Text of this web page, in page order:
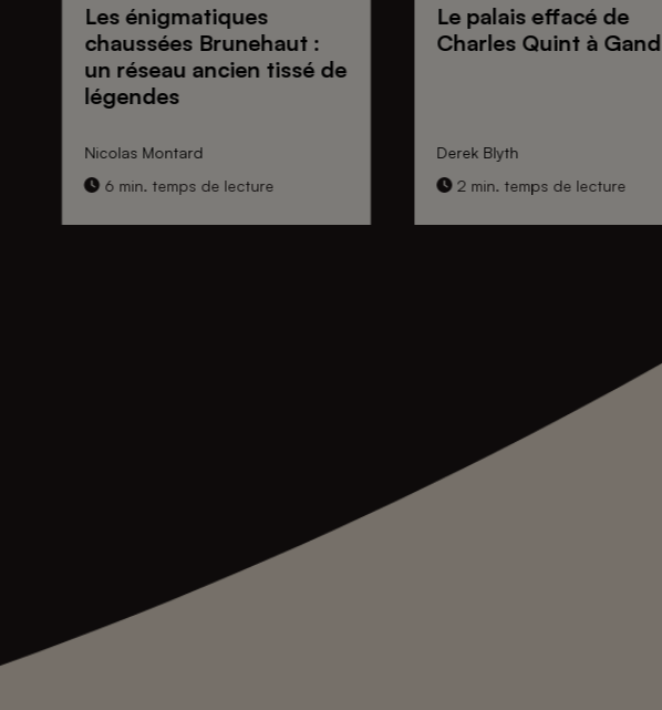
Les énigmatiques
chaussées Brunehaut:
un réseau ancien tissé de
légendes
Nicolas Montard
6 min. temps de lecture
Le palais effacé de
Charles Quintà Gand
Derek Blyth
2 min. temps de lecture